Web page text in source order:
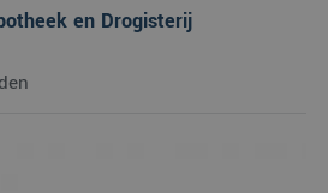
en Drogisterij